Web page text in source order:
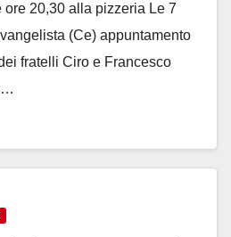
20,30 alla pizzeria Le 7
(Ce) appuntamento
fratelli Ciro e Francesco